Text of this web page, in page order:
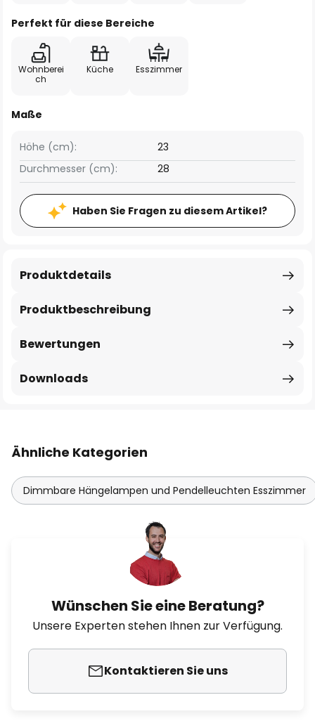
Perfekt für diese Bereiche
Wohnberei
ch
Küche Esszimmer
Maße
Höhe (cm):
23
Durchmesser (cm):
28
Haben Sie Fragen zu diesem Artikel?
Produktbeschreibung
Produktdetails
Bewertungen
Downloads
Ähnliche Kategorien
Dimmbare Hängelampen und Pendelleuchten Esszimmer
Wünschen Sie eine Beratung?
Unsere Experten stehen Ihnen zur Verfügung.
Kontaktieren Sie uns